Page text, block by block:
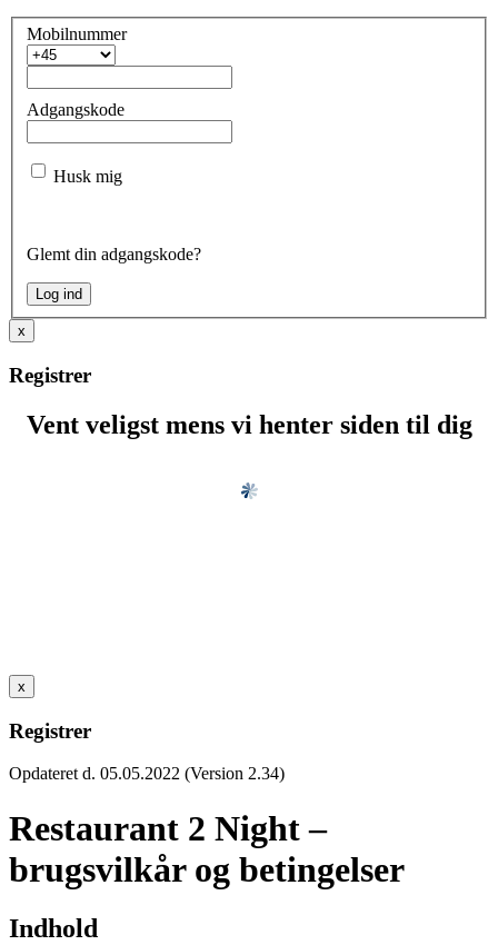
Mobilnummer
Adgangskode
Husk mig
Glemt din adgangskode?
x
Registrer
Vent veligst mens vi henter siden til dig
x
Registrer
Opdateret d. 05.05.2022 (Version 2.34)
Restaurant 2 Night –
brugsvilkår og betingelser
Indhold